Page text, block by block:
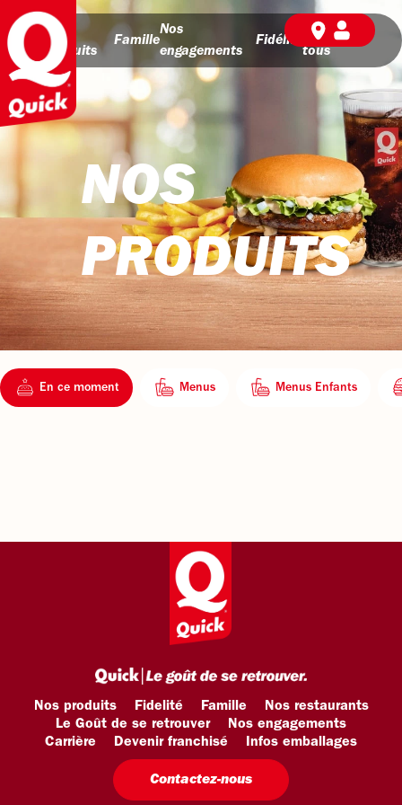
Nos
produits
Famille
Nos
engagements
Fidélité
BD pour
tous
NOS
PRODUITS
En ce moment Menus Menus Enfants
Nos produits Fidelité Famille
Nos restaurants
Le Goût de se retrouver
Nos engagements
Carrière
Devenir franchisé Infos emballages
Contactez-nous